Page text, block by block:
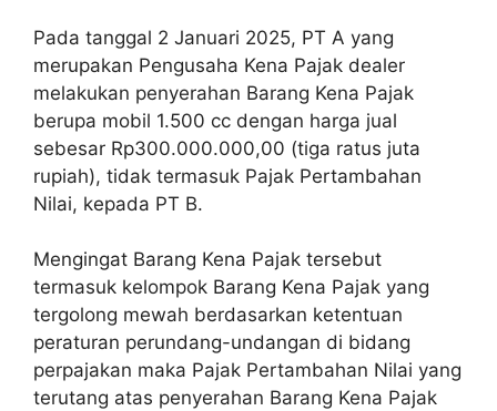
Pada tanggal 2 Januari 2025, PT A yang
merupakan Pengusaha Kena Pajak dealer
melakukan penyerahan Barang Kena Pajak
berupa mobil 1.500 cc dengan harga jual
sebesar Rp300.000.000,00 (tiga ratus juta
rupiah), tidak termasuk Pajak Pertambahan
Nilai, kepada PT B.
Mengingat Barang Kena Pajak tersebut
termasuk kelompok Barang Kena Pajak yang
tergolong mewah berdasarkan ketentuan
peraturan perundang-undangan di bidang
perpajakan maka Pajak Pertambahan Nilai yang
terutang atas penyerahan Barang Kena Pajak